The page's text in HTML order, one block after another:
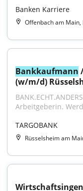
Banken Karriere
Offenbach am Main,
Bankkaufmann
(w/m/d)
Arbeitgeberin.
TARGOBANK
Rüsselsheim am